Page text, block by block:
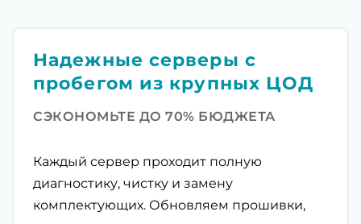
Надежные серверы с
пробегом из крупных ЦОД
СЭКОНОМЬТЕ ДО 70% БЮДЖЕТА
Каждый сервер проходит полную
диагностику, чистку и замену
комплектующих. Обновляем прошивки,